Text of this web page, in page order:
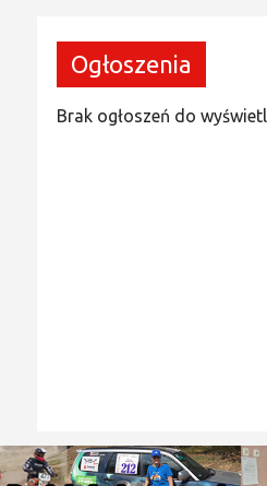
Ogłoszenia
Brak ogłoszeń do